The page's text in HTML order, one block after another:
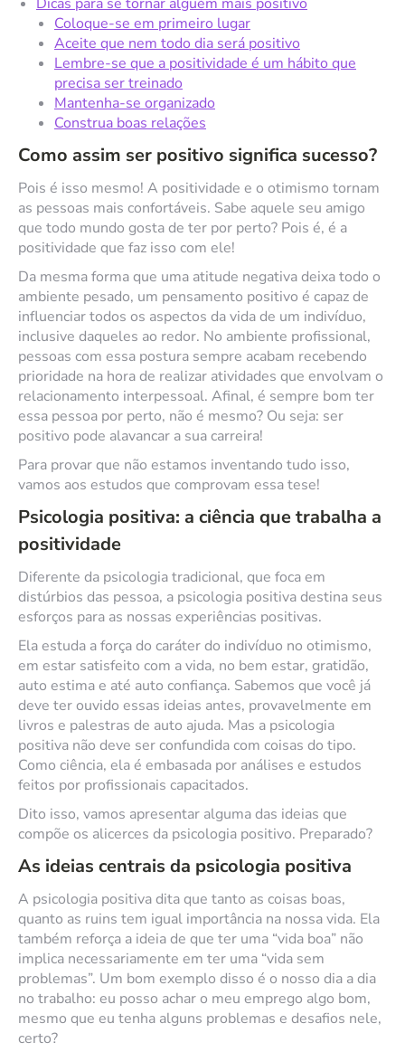
Coloque-se em primeiro lugar
Aceite que nem todo dia será positivo
Lembre-se que a positividade é um hábito que
precisa ser treinado
Mantenha-se organizado
Construa boas relações
Como assim ser positivo significa sucesso?
Pois é isso mesmo! A positividade e o otimismo tornam
as pessoas mais confortáveis. Sabe aquele seu amigo
que todo mundo gosta de ter por perto? Pois é, é a
positividade que faz isso com ele!
Da mesma forma que uma atitude negativa deixa todo o
ambiente pesado, um pensamento positivo é capaz de
influenciar todos os aspectos da vida de um indivíduo,
inclusive daqueles ao redor. No ambiente profissional,
pessoas com essa postura sempre acabam recebendo
prioridade na hora de realizar atividades que envolvam o
relacionamento interpessoal. Afinal, é sempre bom ter
essa pessoa por perto, não é mesmo? Ou seja: ser
positivo pode alavancar a sua carreira!
Para provar que não estamos inventando tudo isso,
vamos aos estudos que comprovam essa tese!
Psicologia positiva: a ciência que trabalha a
positividade
Diferente da psicologia tradicional, que foca em
distúrbios das pessoa, a psicologia positiva destina seus
esforços para as nossas experiências positivas.
Ela estuda a força do caráter do indivíduo no otimismo,
em estar satisfeito com a vida, no bem estar, gratidão,
auto estima e até auto confiança. Sabemos que você já
deve ter ouvido essas ideias antes, provavelmente em
livros e palestras de auto ajuda. Mas a psicologia
positiva não deve ser confundida com coisas do tipo.
Como ciência, ela é embasada por análises e estudos
feitos por profissionais capacitados.
Dito isso, vamos apresentar alguma das ideias que
compõe os alicerces da psicologia positivo. Preparado?
As ideias centrais da psicologia positiva
A psicologia positiva dita que tanto as coisas boas,
quanto as ruins tem igual importância na nossa vida. Ela
também reforça a ideia de que ter uma “vida boa” não
implica necessariamente em ter uma “vida sem
problemas”. Um bom exemplo disso é o nosso dia a dia
no trabalho: eu posso achar o meu emprego algo bom,
mesmo que eu tenha alguns problemas e desafios nele,
certo?